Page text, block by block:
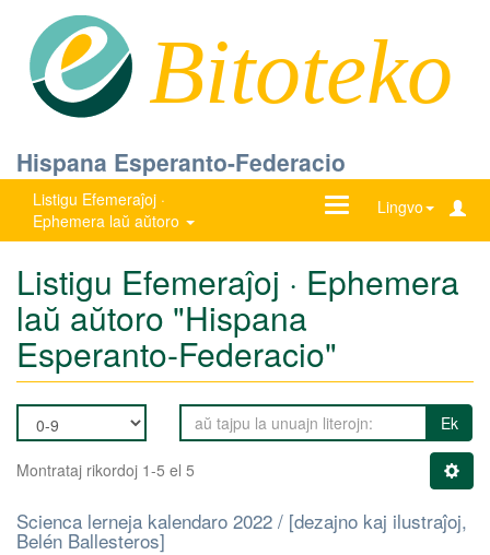
Bitoteko
Hispana Esperanto-Federacio
Listigu Efemeraĵoj ·
Ephemera laŭ aŭtoro
Lingvo
Ŝanĝu
Listigu Efemeraĵoj · Ephemera
laŭ aŭtoro "Hispana
Esperanto-Federacio"
Ek
Montrataj rikordoj 1-5 el 5
Scienca lerneja kalendaro 2022 / [dezajno kaj ilustraĵoj,
Belén Ballesteros]